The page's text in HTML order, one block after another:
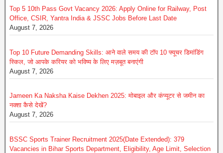
Top 5 10th Pass Govt Vacancy 2026: Apply Online for Railway, Post
Office, CSIR, Yantra India & JSSC Jobs Before Last Date
August 7, 2026
Top 10 Future Demanding Skills: आने वाले समय की टॉप 10 फ्यूचर डिमांडिंग
स्किल, जो आपके करियर को भविष्य के लिए मज़बूत बनाएंगी
August 7, 2026
Jameen Ka Naksha Kaise Dekhen 2025: मोबाइल और कंप्यूटर से जमीन का
नक्शा कैसे देखें?
August 7, 2026
BSSC Sports Trainer Recruitment 2025(Date Extended): 379
Vacancies in Bihar Sports Department, Eligibility, Age Limit, Selection